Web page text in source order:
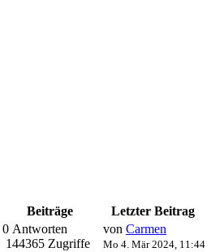
Beiträge
Letzter Beitrag
0 Antworten
144365 Zugriffe
von Carmen
Mo 4. Mär 2024, 11:44